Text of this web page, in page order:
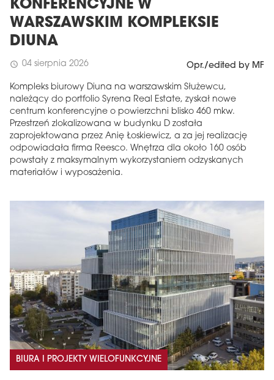
KONFERENCYJNE W
WARSZAWSKIM KOMPLEKSIE
DIUNA
schedule 04 sierpnia 2026 Opr./edited by MF
Kompleks biurowy Diuna na warszawskim Służewcu,
należący do portfolio Syrena Real Estate, zyskał nowe
centrum konferencyjne o powierzchni blisko 460 mkw.
Przestrzeń zlokalizowana w budynku D została
zaprojektowana przez Anię Łoskiewicz, a za jej realizację
odpowiadała firma Reesco. Wnętrza dla około 160 osób
powstały z maksymalnym wykorzystaniem odzyskanych
materiałów i wyposażenia.
BIURA I PROJEKTY WIELOFUNKCYJNE